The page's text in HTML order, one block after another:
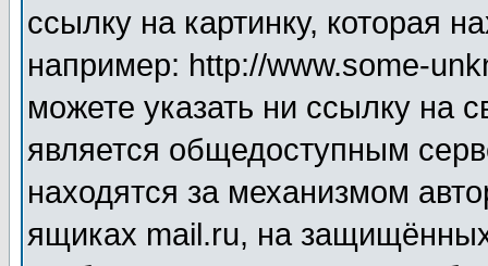
ссылку на картинку, которая
например: http://www.some-
можете указать ни ссылку на
является общедоступным
находятся за механизмом
ящиках mail.ru, на